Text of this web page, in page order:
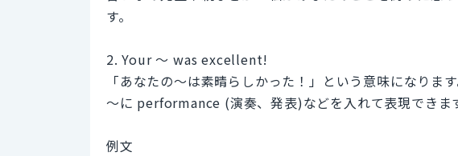
す。
2. Your 〜 was excellent!
「あなたの〜は素晴らしかった！」という意味になります
〜に performance (演奏、発表)などを入れて表現できま
例文